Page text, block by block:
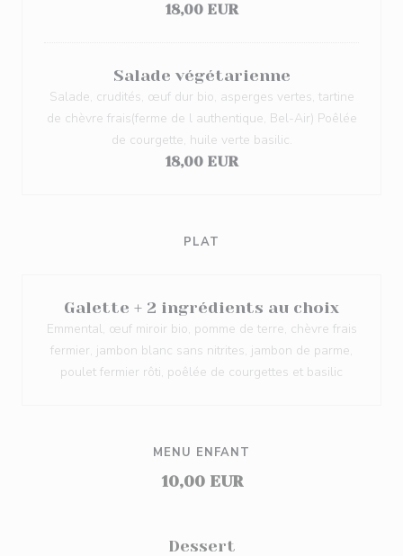
18,00 EUR
Salade végétarienne
Salade, crudités, œuf dur bio, asperges vertes, tartine
de chèvre frais(ferme de l authentique, Bel-Air) Poêlée
de courgette, huile verte basilic.
18,00 EUR
PLAT
Galette + 2 ingrédients au choix
Emmental, œuf miroir bio, pomme de terre, chèvre frais
fermier, jambon blanc sans nitrites, jambon de parme,
poulet fermier rôti, poêlée de courgettes et basilic
MENU ENFANT
10,00 EUR
Dessert